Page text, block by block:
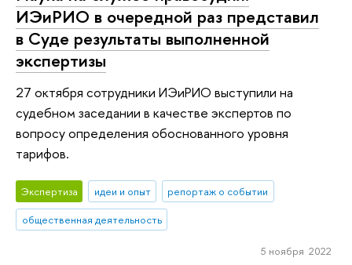
ИЭиРИО в очередной раз представил
в Суде результаты выполненной
экспертизы
27 октября сотрудники ИЭиРИО выступили на
судебном заседании в качестве экспертов по
вопросу определения обоснованного уровня
тарифов.
Экспертиза идеи и опыт
репортаж о событии
общественная деятельность
5 ноября 2022